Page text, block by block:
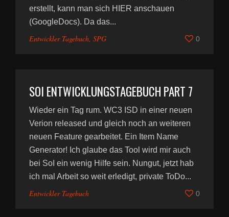
erstellt, kann man sich HIER anschauen
(GoogleDocs). Da das...
Entwickler Tagebuch, SPG 0
SOI ENTWICKLUNGSTAGEBUCH PART 7
Wieder ein Tag rum. WC3 ISD in einer neuen
Verion released und gleich noch an weiteren
neuen Feature gearbeitet. Ein Item Name
Generator! Ich glaube das Tool wird mir auch
bei SoI ein wenig Hilfe sein. Nungut, jetzt hab
ich mal Arbeit so weit erledigt, private ToDo...
Entwickler Tagebuch 0